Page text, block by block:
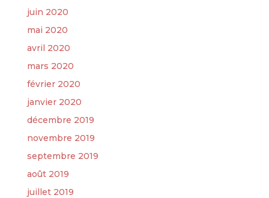
juin 2020
mai 2020
avril 2020
mars 2020
février 2020
janvier 2020
décembre 2019
novembre 2019
septembre 2019
août 2019
juillet 2019